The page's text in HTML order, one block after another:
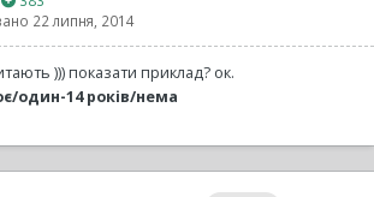
22 липня, 2014
))) показати приклад? ок.
один-14 років/нема